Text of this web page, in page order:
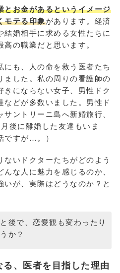
とお金があるというイメージ
モテる印象があります。経済
結婚相手に求める女性たちに
の職業だと思います。
にも、人の命を救う医者たち
ました。私の周りの看護師の
きにならない女子、男性ドク
などが多数いました。男性ド
ントリーニ島へ新婚旅行、
後に離婚した友達もいま
ですが…。）
いドクターたちがどのよう
な人に魅力を感じるのか、
が、実際はどうなのか？と
後で、恋愛観も変わったり
か？
、医者を目指した理由